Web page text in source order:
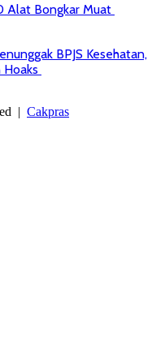
Alat Bongkar Muat
BPJS Kesehatan,
Hoaks
| Cakpras